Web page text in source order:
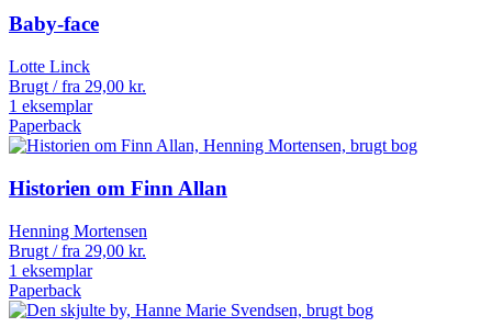
Baby-face
Lotte Linck
Brugt / fra 29,00 kr.
1 eksemplar
Paperback
Historien om Finn Allan
Henning Mortensen
Brugt / fra 29,00 kr.
1 eksemplar
Paperback